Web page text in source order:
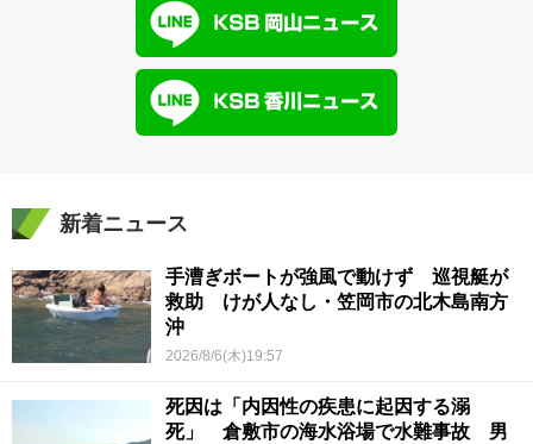
新着ニュース
手漕ぎボートが強風で動けず 巡視艇が
救助 けが人なし・笠岡市の北木島南方
沖
2026/8/6(木)19:57
死因は「内因性の疾患に起因する溺
死」 倉敷市の海水浴場で水難事故 男